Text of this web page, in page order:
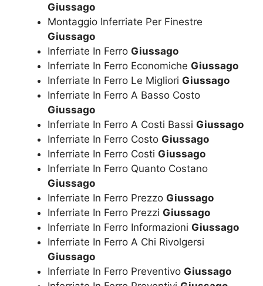
Giussago
Montaggio Inferriate Per Finestre
Giussago
Inferriate In Ferro Giussago
Inferriate In Ferro Economiche Giussago
Inferriate In Ferro Le Migliori Giussago
Inferriate In Ferro A Basso Costo
Giussago
Inferriate In Ferro A Costi Bassi Giussago
Inferriate In Ferro Costo Giussago
Inferriate In Ferro Costi Giussago
Inferriate In Ferro Quanto Costano
Giussago
Inferriate In Ferro Prezzo Giussago
Inferriate In Ferro Prezzi Giussago
Inferriate In Ferro Informazioni Giussago
Inferriate In Ferro A Chi Rivolgersi
Giussago
Inferriate In Ferro Preventivo Giussago